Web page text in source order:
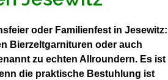
oder Familienfest in Jesewitz:
Bierzeltgarnituren oder auch
zu echten Allroundern. Es ist
die praktische Bestuhlung ist